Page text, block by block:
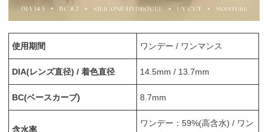
使用期間 ワンデー / ワンマンス
DIA(レンズ直径) / 着色直径 14.5mm / 13.7mm
BC(ベースカーブ) 8.7mm
含水率
ワンデー：59%(高含水) / ワン